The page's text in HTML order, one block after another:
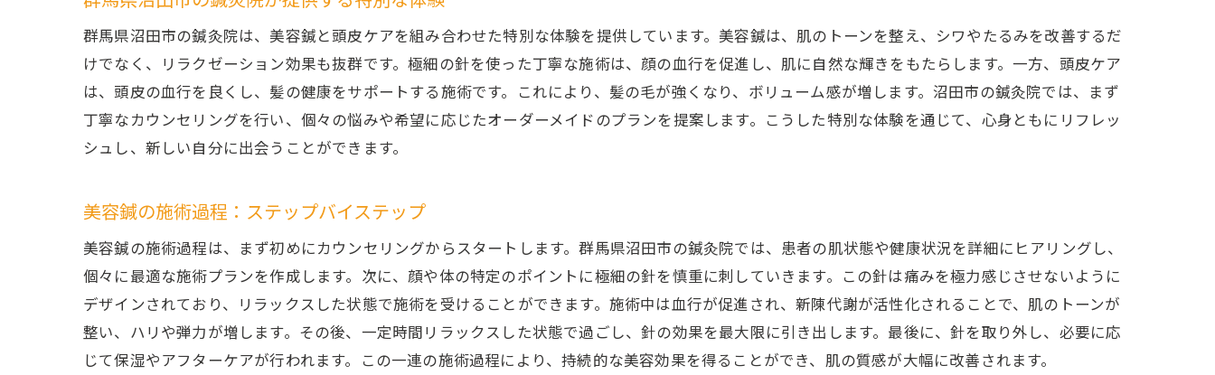
群馬県沼田市で体験するトータルビューティー
美容鍼と頭皮ケアの施術内容を詳しく解説
リフレッシュタイムの重要性とその効果
美容鍼と頭皮ケアを組み合わせた体験談
沼田市で心身ともにリフレッシュする方法
肌のリフレッシュに効果的な美容鍼の秘密
リフレッシュ効果を実感するためのポイント
美容鍼の施術を受ける前の準備と注意点
沼田市の鍼灸院での施術後のケア方法
実際の体験談：美容鍼で肌を若返らせた方々
群馬県沼田市の鍼灸院は、美容鍼と頭皮ケアを組み合わせた特別な体験を提供しています。美容鍼は、肌のトーンを整え、シワやたるみを改善するだ
けでなく、リラクゼーション効果も抜群です。極細の針を使った丁寧な施術は、顔の血行を促進し、肌に自然な輝きをもたらします。一方、頭皮ケア
は、頭皮の血行を良くし、髪の健康をサポートする施術です。これにより、髪の毛が強くなり、ボリューム感が増します。沼田市の鍼灸院では、まず
丁寧なカウンセリングを行い、個々の悩みや希望に応じたオーダーメイドのプランを提案します。こうした特別な体験を通じて、心身ともにリフレッ
シュし、新しい自分に出会うことができます。
美容鍼の施術過程：ステップバイステップ
美容鍼の施術過程は、まず初めにカウンセリングからスタートします。群馬県沼田市の鍼灸院では、患者の肌状態や健康状況を詳細にヒアリングし、
個々に最適な施術プランを作成します。次に、顔や体の特定のポイントに極細の針を慎重に刺していきます。この針は痛みを極力感じさせないように
デザインされており、リラックスした状態で施術を受けることができます。施術中は血行が促進され、新陳代謝が活性化されることで、肌のトーンが
整い、ハリや弾力が増します。その後、一定時間リラックスした状態で過ごし、針の効果を最大限に引き出します。最後に、針を取り外し、必要に応
じて保湿やアフターケアが行われます。この一連の施術過程により、持続的な美容効果を得ることができ、肌の質感が大幅に改善されます。